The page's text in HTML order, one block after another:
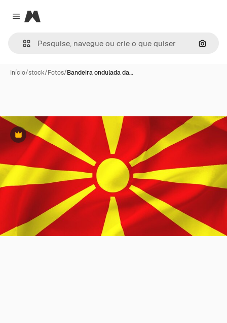
Close menu
Magnific
Início/stock/Fotos/Bandeira ondulada da…
Premium